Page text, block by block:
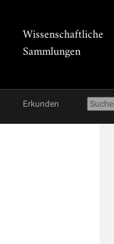
Wissenschaftliche
Sammlungen
Erkunden